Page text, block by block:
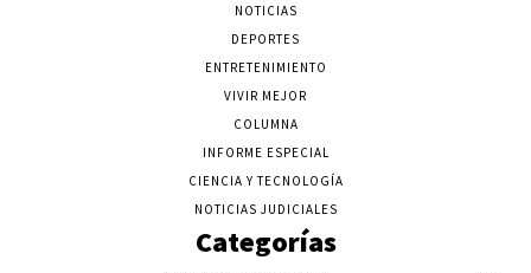
NOTICIAS
DEPORTES
ENTRETENIMIENTO
VIVIR MEJOR
COLUMNA
INFORME ESPECIAL
CIENCIA Y TECNOLOGÍA
NOTICIAS JUDICIALES
Categorías